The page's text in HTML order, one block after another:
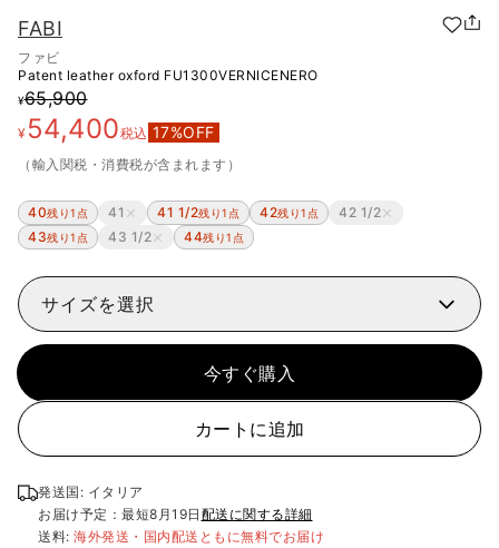
FABI
ファビ
Patent leather oxford FU1300VERNICENERO
¥65,900
¥ 54,400税込 17%OFF
（輸入関税・消費税が含まれます）
40残り1点 41 41 1/2残り1点 42残り1点
42 1/2
43残り1点 43 1/2 44残り1点
サイズを選択
今すぐ購入
カートに追加
発送国: イタリア
お届け予定：最短8月19日 配送に関する詳細
送料: 海外発送・国内配送ともに無料でお届け